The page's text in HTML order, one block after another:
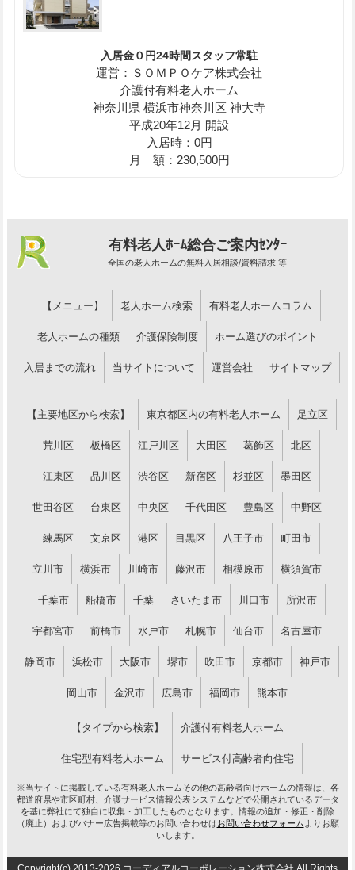
入居金０円24時間スタッフ常駐
運営：ＳＯＭＰＯケア株式会社
介護付有料老人ホーム
神奈川県 横浜市神奈川区 神大寺
平成20年12月 開設
入居時：0円
月 額：230,500円
有料老人ﾎｰﾑ総合ご案内ｾﾝﾀｰ
全国の老人ホームの無料入居相談/資料請求 等
【メニュー】 老人ホーム検索 有料老人ホームコラム
老人ホームの種類 介護保険制度 ホーム選びのポイント
入居までの流れ 当サイトについて 運営会社 サイトマップ
【主要地区から検索】 東京都区内の有料老人ホーム 足立区
荒川区 板橋区 江戸川区 大田区 葛飾区 北区
江東区 品川区 渋谷区 新宿区 杉並区 墨田区
世田谷区 台東区 中央区 千代田区 豊島区 中野区
練馬区 文京区 港区 目黒区 八王子市 町田市
立川市 横浜市 川崎市 藤沢市 相模原市 横須賀市
千葉市 船橋市 千葉 さいたま市 川口市 所沢市
宇都宮市 前橋市 水戸市 札幌市 仙台市 名古屋市
静岡市 浜松市 大阪市 堺市 吹田市 京都市 神戸市
岡山市 金沢市 広島市 福岡市 熊本市
【タイプから検索】 介護付有料老人ホーム
住宅型有料老人ホーム サービス付高齢者向住宅
※当サイトに掲載している有料老人ホームその他の高齢者向けホームの情報は、各
都道府県や市区町村、介護サービス情報公表システムなどで公開されているデータ
を基に弊社にて独自に収集・加工したものとなります。情報の追加・修正・削除
（廃止）およびバナー広告掲載等のお問い合わせはお問い合わせフォーム よりお願
いします。